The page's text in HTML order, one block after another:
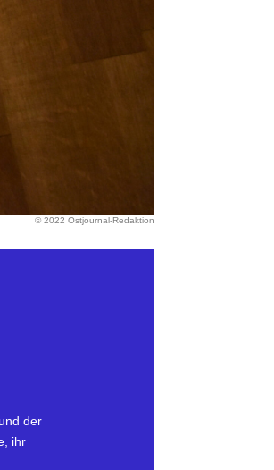
© 2022 Ostjournal-Redaktion
der
ihr